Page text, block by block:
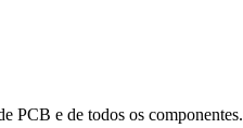
PCB e de todos os componentes.